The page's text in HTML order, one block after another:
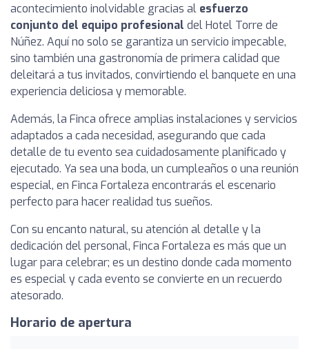
acontecimiento inolvidable gracias al esfuerzo
conjunto del equipo profesional del Hotel Torre de
Núñez. Aquí no solo se garantiza un servicio impecable,
sino también una gastronomía de primera calidad que
deleitará a tus invitados, convirtiendo el banquete en una
experiencia deliciosa y memorable.
Además, la Finca ofrece amplias instalaciones y servicios
adaptados a cada necesidad, asegurando que cada
detalle de tu evento sea cuidadosamente planificado y
ejecutado. Ya sea una boda, un cumpleaños o una reunión
especial, en Finca Fortaleza encontrarás el escenario
perfecto para hacer realidad tus sueños.
Con su encanto natural, su atención al detalle y la
dedicación del personal, Finca Fortaleza es más que un
lugar para celebrar; es un destino donde cada momento
es especial y cada evento se convierte en un recuerdo
atesorado.
Horario de apertura